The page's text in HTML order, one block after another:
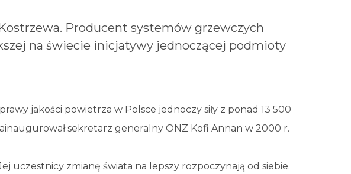
Producent systemów grzewczych
na świecie inicjatywy jednoczącej podmioty
jakości powietrza w Polsce jednoczy siły z ponad 13 500
sekretarz generalny ONZ Kofi Annan w 2000 r.
uczestnicy zmianę świata na lepszy rozpoczynają od siebie.